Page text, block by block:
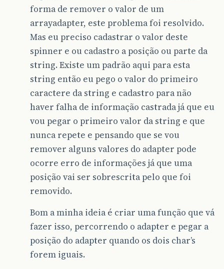
forma de remover o valor de um
arrayadapter, este problema foi resolvido.
Mas eu preciso cadastrar o valor deste
spinner e ou cadastro a posição ou parte da
string. Existe um padrão aqui para esta
string então eu pego o valor do primeiro
caractere da string e cadastro para não
haver falha de informação castrada já que eu
vou pegar o primeiro valor da string e que
nunca repete e pensando que se vou
remover alguns valores do adapter pode
ocorre erro de informações já que uma
posição vai ser sobrescrita pelo que foi
removido.
Bom a minha ideia é criar uma função que vá
fazer isso, percorrendo o adapter e pegar a
posição do adapter quando os dois char’s
forem iguais.